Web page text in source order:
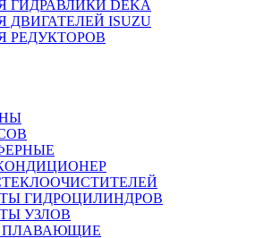
ГИДРАВЛИКИ DEKA
ДВИГАТЕЛЕЙ ISUZU
РЕДУКТОРОВ
ГИДРОЦИЛИНДРОВ
УЗЛОВ
ПЛАВАЮЩИЕ